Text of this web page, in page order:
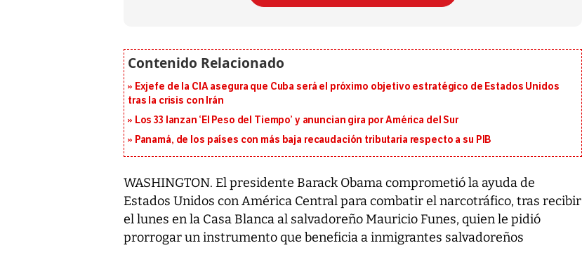
Exjefe de la CIA asegura que Cuba será el próximo objetivo estratégico de Estados Unidos
tras la crisis con Irán
Los 33 lanzan ‘El Peso del Tiempo’ y anuncian gira por América del Sur
Panamá, de los países con más baja recaudación tributaria respecto a su PIB
WASHINGTON. El presidente Barack Obama comprometió la ayuda de
Estados Unidos con América Central para combatir el narcotráfico, tras recibir
el lunes en la Casa Blanca al salvadoreño Mauricio Funes, quien le pidió
prorrogar un instrumento que beneficia a inmigrantes salvadoreños
al sur de Japón, provocando una